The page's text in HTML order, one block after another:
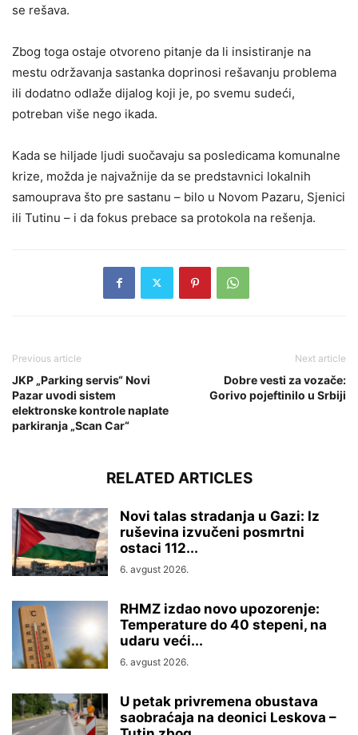
se rešava.
Zbog toga ostaje otvoreno pitanje da li insistiranje na
mestu održavanja sastanka doprinosi rešavanju problema
ili dodatno odlaže dijalog koji je, po svemu sudeći,
potreban više nego ikada.
Kada se hiljade ljudi suočavaju sa posledicama komunalne
krize, možda je najvažnije da se predstavnici lokalnih
samouprava što pre sastanu – bilo u Novom Pazaru, Sjenici
ili Tutinu – i da fokus prebace sa protokola na rešenja.
Previous article
JKP „Parking servis“ Novi
Pazar uvodi sistem
elektronske kontrole naplate
parkiranja „Scan Car“
Next article
Dobre vesti za vozače:
Gorivo pojeftinilo u Srbiji
RELATED ARTICLES
Novi talas stradanja u Gazi: Iz
ruševina izvučeni posmrtni
ostaci 112...
6. avgust 2026.
RHMZ izdao novo upozorenje:
Temperature do 40 stepeni, na
udaru veći...
6. avgust 2026.
U petak privremena obustava
saobraćaja na deonici Leskova –